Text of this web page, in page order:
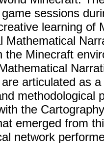
sessions
learning of
Mathematical
the Minecraft
articulated as
methodological
the
emerged from
network